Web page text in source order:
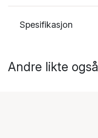
Spesifikasjon
Andre likte også